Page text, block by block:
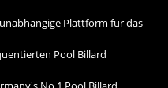
Plattform für das
Pool Billard